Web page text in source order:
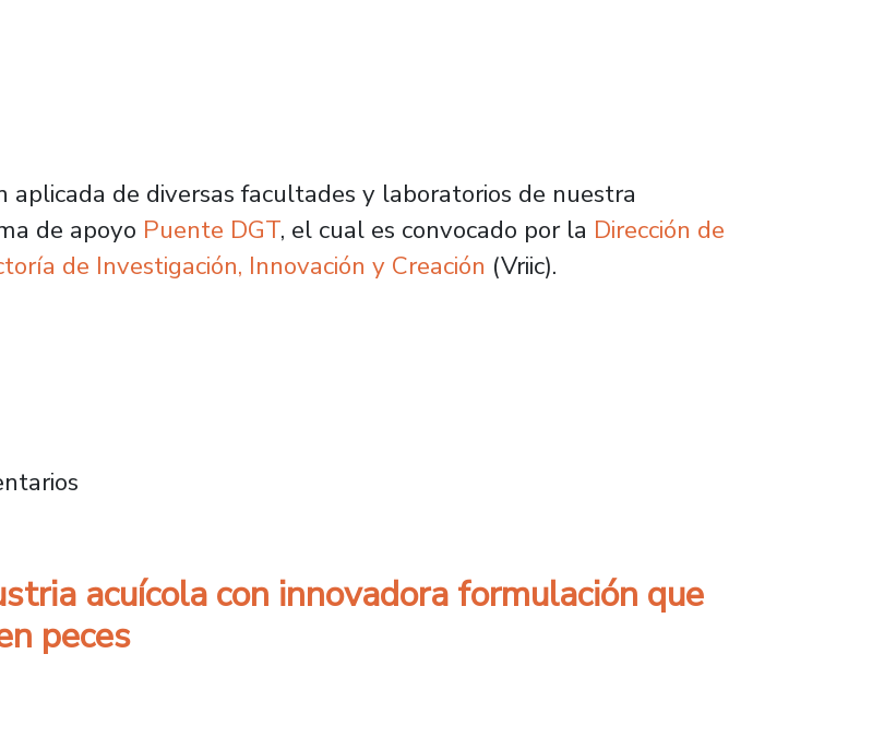
de diversas facultades y laboratorios de nuestra
de apoyo Puente DGT, el cual es convocado por la Dirección de
de Investigación, Innovación y Creación (Vriic).
de programa Puente DGT para fortalecer proyectos y postulación a
acuícola con innovadora formulación que
peces